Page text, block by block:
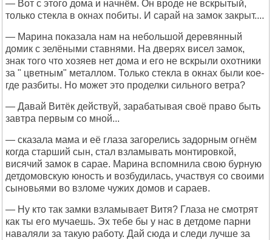
— Вот с этого дома и начнём. Он вроде не вскрытый,
только стекла в окнах побиты. И сарай на замок закрыт....
— Марина показала нам на небольшой деревянный
домик с зелёными ставнями. На дверях висел замок,
знак того что хозяев нет дома и его не вскрыли охотники
за " цветным" металлом. Только стекла в окнах были кое-
где разбиты. Но может это проделки сильного ветра?
— Давай Витёк действуй, зарабатывая своё право быть
завтра первым со мной...
— сказала мама и её глаза загорелись задорным огнём
когда старший сын, стал взламывать монтировкой,
висячий замок в сарае. Марина вспомнила свою бурную
детдомовскую юность и возбудилась, участвуя со своими
сыновьями во взломе чужих домов и сараев.
— Ну кто так замки взламывает Витя? Глаза не смотрят
как ты его мучаешь. Эх тебе бы у нас в детдоме парни
наваляли за такую работу. Дай сюда и следи лучше за